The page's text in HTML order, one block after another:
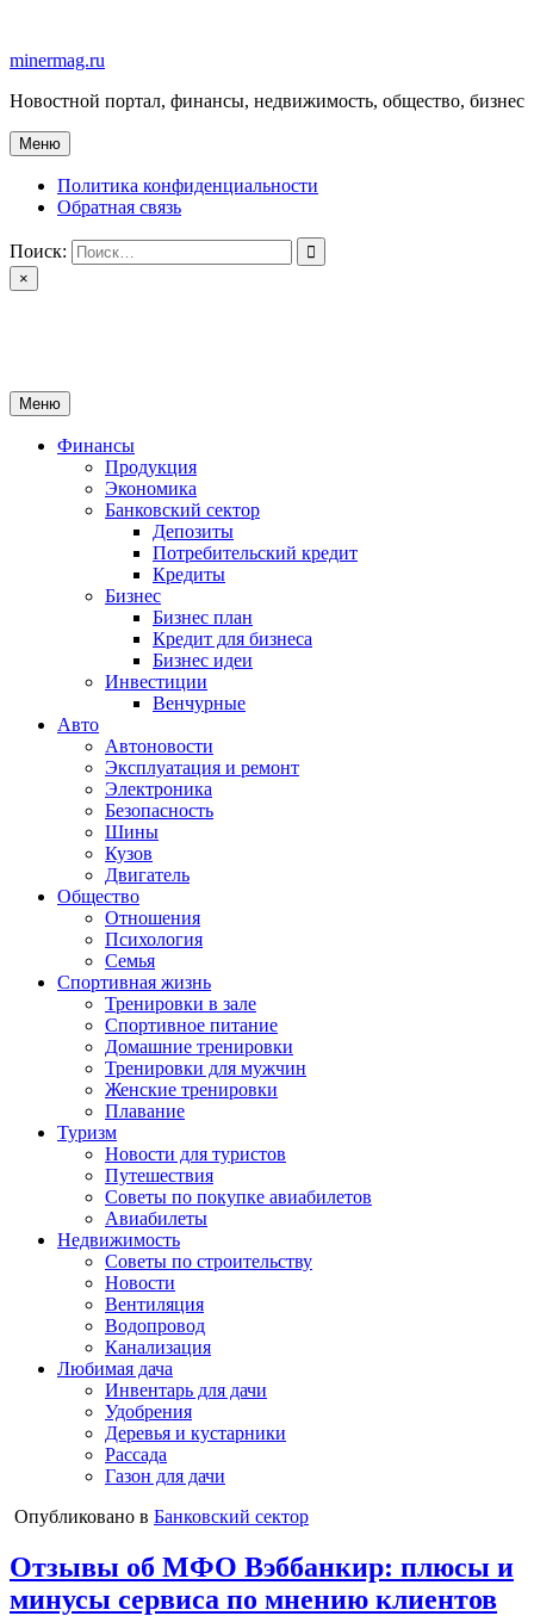
содержимому
minermag.ru
Новостной портал, финансы, недвижимость, общество, бизнес
Меню
Политика конфиденциальности
Обратная связь
Поиск:
×
Меню
Финансы
Продукция
Экономика
Банковский сектор
Депозиты
Потребительский кредит
Кредиты
Бизнес
Бизнес план
Кредит для бизнеса
Бизнес идеи
Инвестиции
Венчурные
Авто
Автоновости
Эксплуатация и ремонт
Электроника
Безопасность
Шины
Кузов
Двигатель
Общество
Отношения
Психология
Семья
Спортивная жизнь
Тренировки в зале
Спортивное питание
Домашние тренировки
Тренировки для мужчин
Женские тренировки
Плавание
Туризм
Новости для туристов
Путешествия
Советы по покупке авиабилетов
Авиабилеты
Недвижимость
Советы по строительству
Новости
Вентиляция
Водопровод
Канализация
Любимая дача
Инвентарь для дачи
Удобрения
Деревья и кустарники
Рассада
Газон для дачи
Опубликовано в Банковский сектор
Отзывы об МФО Вэббанкир: плюсы и
минусы сервиса по мнению клиентов